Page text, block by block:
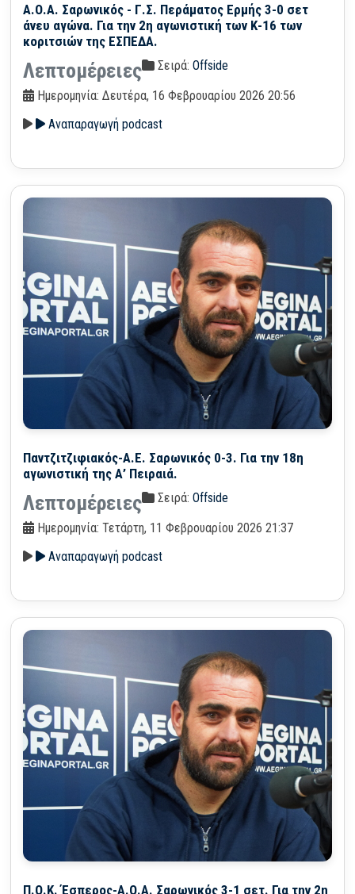
Α.Ο.Α. Σαρωνικός - Γ.Σ. Περάματος Ερμής 3-0 σετ
άνευ αγώνα. Για την 2η αγωνιστική των Κ-16 των
κοριτσιών της ΕΣΠΕΔΑ.
Λεπτομέρειες Σειρά:Offside
Ημερομηνία: Δευτέρα, 16 Φεβρουαρίου 2026 20:56
Αναπαραγωγή podcast
Παντζιτζιφιακός-Α.Ε. Σαρωνικός 0-3. Για την 18η
αγωνιστική της Α’ Πειραιά.
Λεπτομέρειες Σειρά:Offside
Ημερομηνία: Τετάρτη, 11 Φεβρουαρίου 2026 21:37
Αναπαραγωγή podcast
Π.Ο.Κ. Έσπερος-Α.Ο.Α. Σαρωνικός 3-1 σετ. Για την 2η